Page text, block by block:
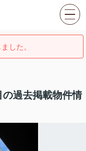
した。
過去掲載物件情